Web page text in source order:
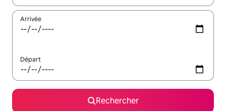
Arrivée
Départ
Rechercher